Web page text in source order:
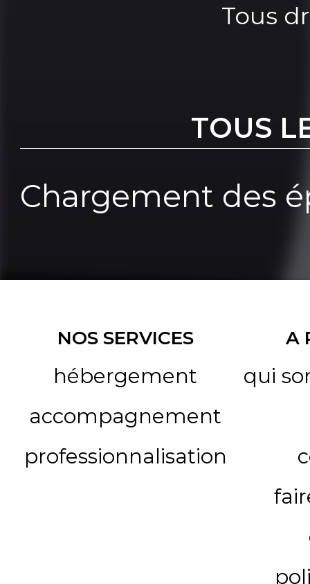
Tous
TOUS
Chargement des
NOS SERVICES
hébergement
accompagnement
professionnalisation
A
qui